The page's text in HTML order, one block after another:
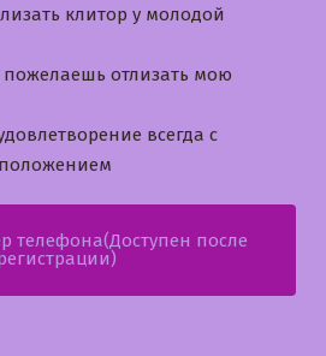
клитор у молодой
пожелаешь отлизать мою
всегда с
телефона(Доступен после